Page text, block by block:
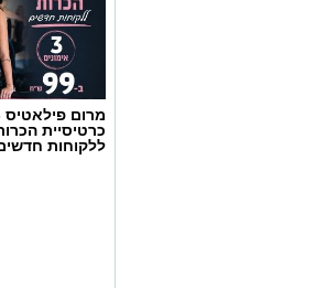
מרום פילאטיס
כרטיסיית
ללקוחות